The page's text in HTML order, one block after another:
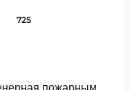
725
пожарным